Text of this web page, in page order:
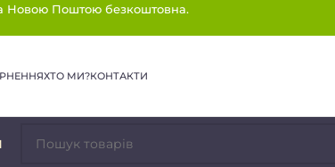
Новою Поштою безкоштовна.
ХТО МИ?КОНТАКТИ